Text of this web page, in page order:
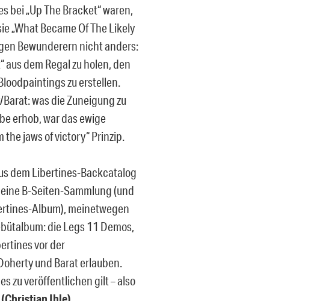
bei „Up The Bracket“ waren,
„What Became Of The Likely
Bewunderern nicht anders:
aus dem Regal zu holen, den
zu erstellen.
was die Zuneigung zu
erhob, war das ewige
jaws of victory“ Prinzip.
dem Libertines-Backcatalog
B-Seiten-Sammlung (und
Album), meinetwegen
die Legs 11 Demos,
vor der
und Barat erlauben.
zu veröffentlichen gilt – also